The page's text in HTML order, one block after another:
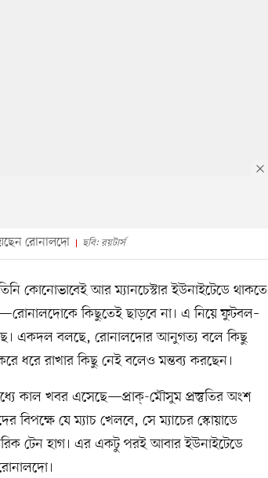
রোনালদো ছবি: রয়টার্স
কোনোভাবেই আর ম্যানচেস্টার ইউনাইটেডে থাকতে
কিছুতেই ছাড়বে না। এ নিয়ে ফুটবল–
একদল বলছে, রোনালদোর আনুগত্য বলে কিছু
রাখার কিছু নেই বলেও মন্তব্য করছেন।
কাল খবর এসেছে—প্রাক্-মৌসুম প্রস্তুতির অংশ
যে ম্যাচ খেলবে, সে ম্যাচের স্কোয়াডে
টেন হাগ। এর একটু পরই আবার ইউনাইটেডে